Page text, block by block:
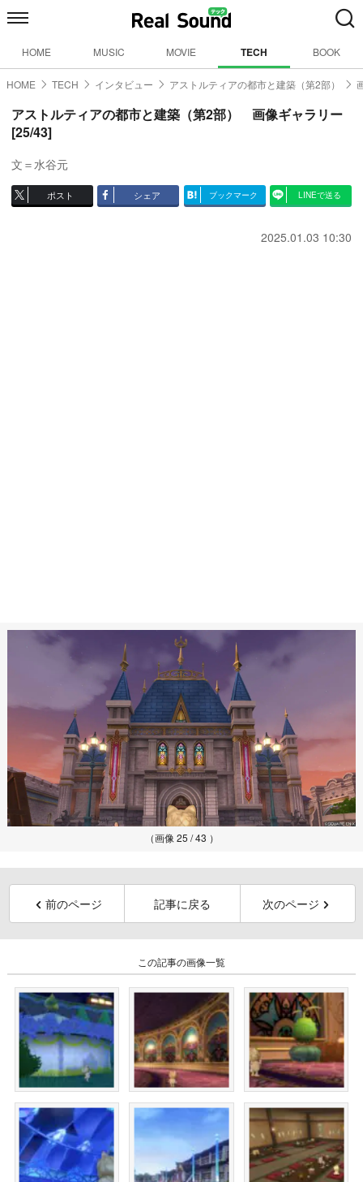
HOME MUSIC MOVIE TECH BOOK
HOME TECH インタビュー アストルティアの都市と建築（第2部）
アストルティアの都市と建築（第2部） 画像ギャラリー
[25/43]
文＝水谷元
ポスト シェア ブックマーク LINEで送る
2025.01.03 10:30
（画像 25 / 43 ）
前のページ 記事に戻る 次のページ
この記事の画像一覧